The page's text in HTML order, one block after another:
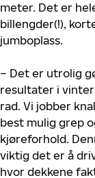
meter. Det er
billengder(!),
jumboplass.
– Det er utrolig
resultater i
rad. Vi jobber
best mulig grep
kjøreforhold.
viktig det er å
hvor dekkene